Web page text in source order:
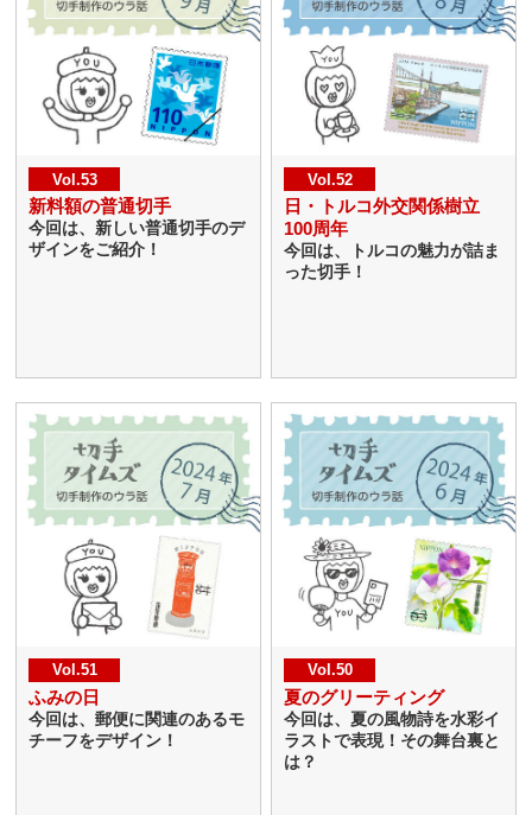
Vol.53
新料額の普通切手
今回は、新しい普通切手のデ
ザインをご紹介！
Vol.52
日・トルコ外交関係樹立
100周年
今回は、トルコの魅力が詰ま
った切手！
Vol.51
ふみの日
今回は、郵便に関連のあるモ
チーフをデザイン！
Vol.50
夏のグリーティング
今回は、夏の風物詩を水彩イ
ラストで表現！その舞台裏と
は？